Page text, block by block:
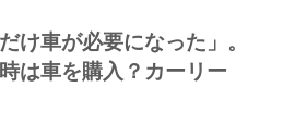
だけ車が必要になった」。
は車を購入？カーリー